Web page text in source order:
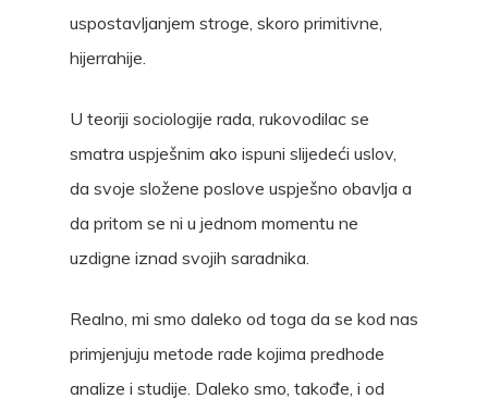
uspostavljanjem stroge, skoro primitivne,
hijerrahije.
U teoriji sociologije rada, rukovodilac se
smatra uspješnim ako ispuni slijedeći uslov,
da svoje složene poslove uspješno obavlja a
da pritom se ni u jednom momentu ne
uzdigne iznad svojih saradnika.
Realno, mi smo daleko od toga da se kod nas
primjenjuju metode rade kojima predhode
analize i studije. Daleko smo, takođe, i od